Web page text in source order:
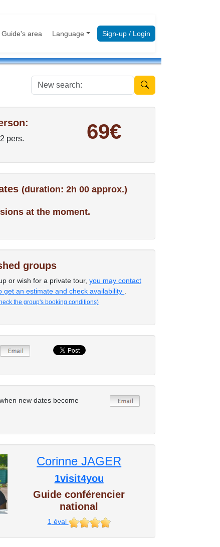
Guide's area Language Sign-up / Login
New search:
pers. 69€
(duration: 2h 00 approx.)
at the moment.
groups
or wish for a private tour, you may contact
get an estimate and check availability
the group's booking conditions)
new dates become
Corinne JAGER
1visit4you
Guide conférencier
national
1éval